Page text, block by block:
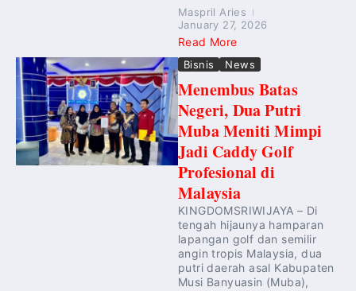
Maspril Aries
January 27, 2026
Read More
Bisnis News
Menembus Batas
Negeri, Dua Putri
Muba Meniti Mimpi
Jadi Caddy Golf
Profesional di
Malaysia
KINGDOMSRIWIJAYA – Di
tengah hijaunya hamparan
lapangan golf dan semilir
angin tropis Malaysia, dua
putri daerah asal Kabupaten
Musi Banyuasin (Muba),